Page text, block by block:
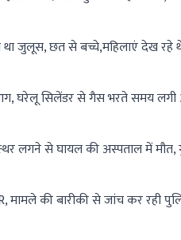
जुलूस, छत से बच्चे,महिलाएं देख रहे
सिलेंडर से गैस भरते समय लगी
लगने से घायल की अस्पताल में
की बारीकी से जांच कर रही